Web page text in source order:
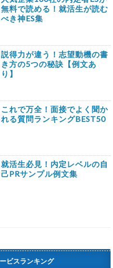
無料で読める！就活生が読む
べき神ES集
説得力が違う！志望動機の書
き方の5つの秘訣【例文あ
り】
これで万全！面接でよく聞か
れる質問ランキングBEST50
就活生必見！内定レベルの自
己PRサンプル例文集
ビスランキング